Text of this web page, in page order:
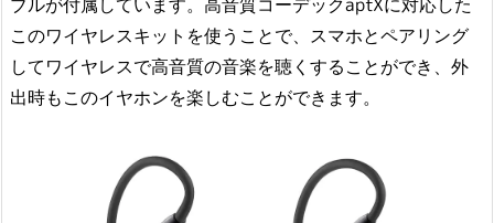
ブルが付属しています。高音質コーデックaptXに対応した
このワイヤレスキットを使うことで、スマホとペアリング
してワイヤレスで高音質の音楽を聴くすることができ、外
出時もこのイヤホンを楽しむことができます。